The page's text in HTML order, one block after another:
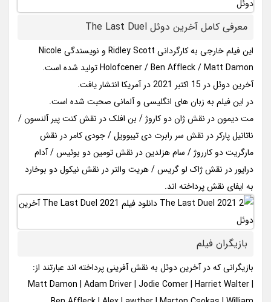
معرفی کامل آخرین دوئل The Last Duel
این فیلم خارجی به کارگردانی Ridley Scott و نویسندگی Nicole
Holofcener / Ben Affleck / Matt Damon تولید شده است.
آخرین دوئل در 15 اکتبر 2021 در آمریکا انتشار یافت.
در این فیلم به زبان های انگلیسی و آلمانی صحبت شده است.
مت دیمون در نقش ژان دو کاروژ / بن افلک در نقش کنت پیر آلنسون /
ناتانیل پارکر در نقش سر رابرت دی تیبوویل / جودی کامر در نقش
مارگریت دو کارروژ / سام هزلدین در نقش تومین دو بوئیس / آدام
درایور در نقش ژاک لو گریس / هریت والتر در نقش نیکول دو بوخارد
به ایفای نقش پرداخته اند.
بازیگران فیلم
بازیگرانی که در آخرین دوئل به نقش آفرینی پرداخته اند عبارتند از:
Matt Damon | Adam Driver | Jodie Comer | Harriet Walter |